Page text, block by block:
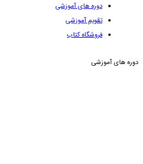
دوره های آموزشی
تقویم آموزشی
فروشگاه کتاب
دوره های آموزشی